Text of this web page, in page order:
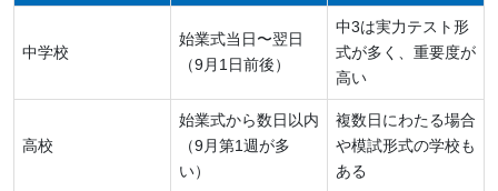
中学校
始業式当日〜翌日
（9月1日前後）
中3は実力テスト形
式が多く、重要度が
高い
高校
始業式から数日以内
（9月第1週が多
い）
複数日にわたる場合
や模試形式の学校も
ある